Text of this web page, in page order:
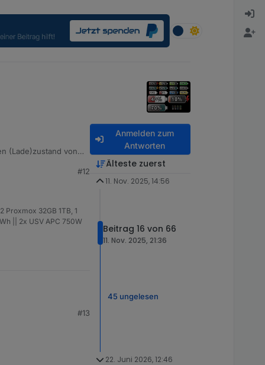
(Lade)zustand von
ist
werden. Statt %
#12
Proxmox 32GB 1TB, 1
|| 2x USV APC 750W
#13
Anmelden zum
Antworten
Älteste zuerst
11. Nov. 2025, 14:56
Beitrag 16 von 66
11. Nov. 2025, 21:36
45 ungelesen
22. Juni 2026, 12:46